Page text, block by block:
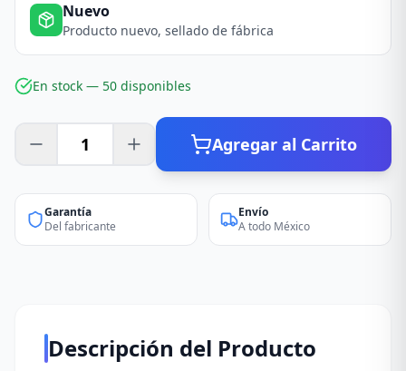
Nuevo
Producto nuevo, sellado de fábrica
En stock — 50 disponibles
Agregar al Carrito
Garantía
Del fabricante
Envío
A todo México
Descripción del Producto